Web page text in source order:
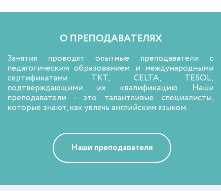
О ПРЕПОДАВАТЕЛЯХ
Занятия проводят опытные преподаватели с
педагогическим образованием и международными
сертификатами TKT, CELTA, TESOL,
подтверждающими их квалификацию. Наши
преподаватели - это талантливые специалисты,
которые знают, как увлечь английским языком.
Наши преподаватели